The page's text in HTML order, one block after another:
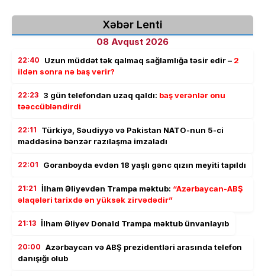
Xəbər Lenti
08 Avqust 2026
22:40 Uzun müddət tək qalmaq sağlamlığa təsir edir – 2
ildən sonra nə baş verir?
22:23 3 gün telefondan uzaq qaldı: baş verənlər onu
təəccübləndirdi
22:11
Türkiyə, Səudiyyə və Pakistan NATO-nun 5-ci
maddəsinə bənzər razılaşma imzaladı
22:01 Goranboyda evdən 18 yaşlı gənc qızın meyiti tapıldı
21:21 İlham Əliyevdən Trampa məktub: “Azərbaycan-ABŞ
əlaqələri tarixdə ən yüksək zirvədədir”
21:13 İlham Əliyev Donald Trampa məktub ünvanlayıb
20:00 Azərbaycan və ABŞ prezidentləri arasında telefon
danışığı olub